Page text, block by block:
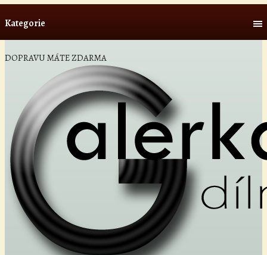
Kategorie
DOPRAVU MÁTE ZDARMA